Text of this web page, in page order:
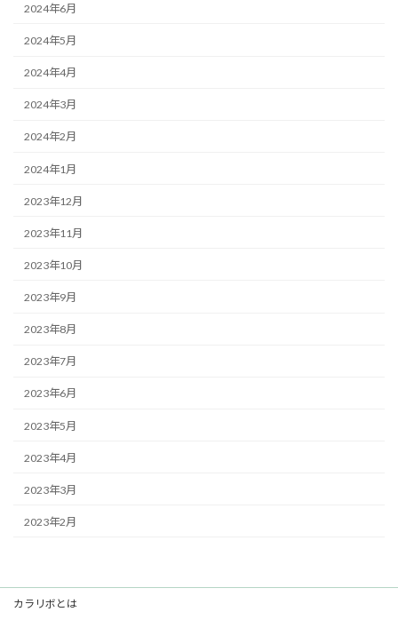
2024年6月
2024年5月
2024年4月
2024年3月
2024年2月
2024年1月
2023年12月
2023年11月
2023年10月
2023年9月
2023年8月
2023年7月
2023年6月
2023年5月
2023年4月
2023年3月
2023年2月
カラリボとは